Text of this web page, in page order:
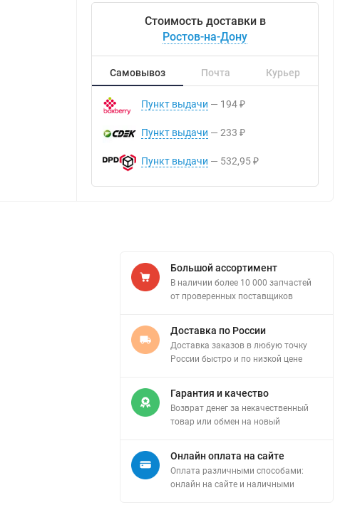
Стоимость доставки в
Ростов-на-Дону
Самовывоз Почта Курьер
Пункт выдачи 194 ₽
Пункт выдачи 233 ₽
Пункт выдачи 532,95 ₽
Большой ассортимент
В наличии более 10 000 запчастей
от проверенных поставщиков
Доставка по России
Доставка заказов в любую точку
России быстро и по низкой цене
Гарантия и качество
Возврат денег за некачественный
товар или обмен на новый
Онлайн оплата на сайте
Оплата различными способами:
онлайн на сайте и наличными